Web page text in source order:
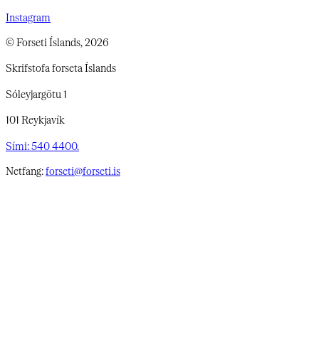
Instagram
© Forseti Íslands, 2026
Skrifstofa forseta Íslands
Sóleyjargötu 1
101 Reykjavík
Sími: 540 4400.
Netfang:forseti@forseti.is